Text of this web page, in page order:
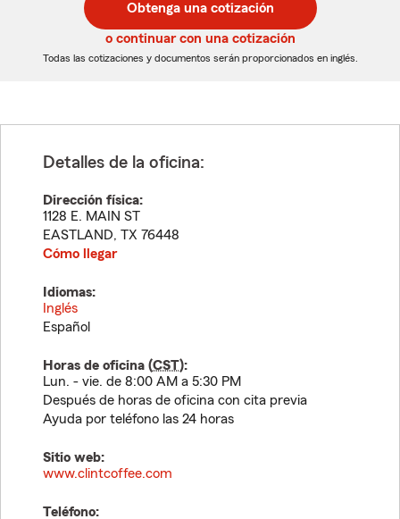
de
5
dígitos
de
5
dígitos
Obtenga una cotización
o continuar con una cotización
Todas las cotizaciones y documentos serán proporcionados en inglés.
Detalles de la oficina:
Dirección física:
1128 E. MAIN ST
EASTLAND, TX 76448
Cómo llegar
Idiomas:
Inglés
Español
Horas de oficina (CST):
Lun. - vie. de 8:00 AM a 5:30 PM
Después de horas de oficina con cita previa
Ayuda por teléfono las 24 horas
Sitio web:
www.clintcoffee.com
Teléfono: